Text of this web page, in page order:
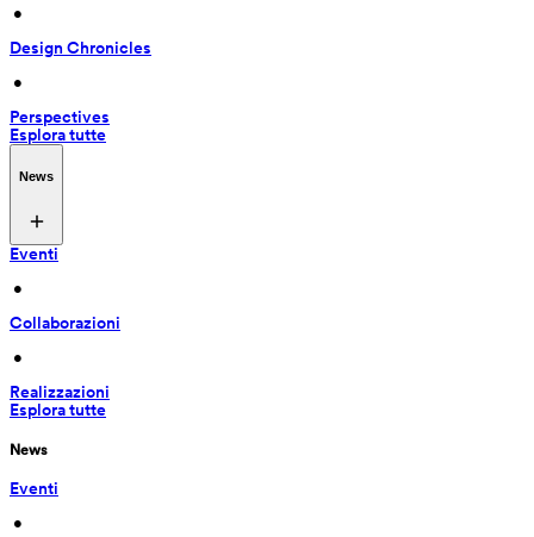
•
Design Chronicles
•
Perspectives
Esplora tutte
News
Eventi
•
Collaborazioni
•
Realizzazioni
Esplora tutte
News
Eventi
•